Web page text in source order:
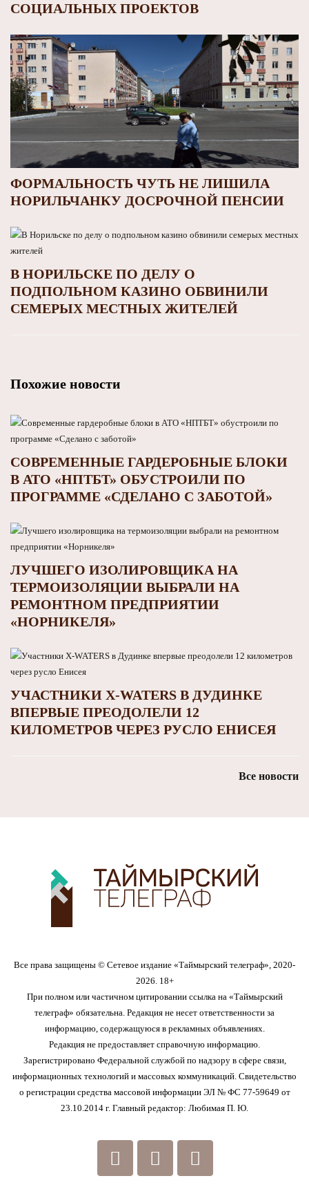
СОЦИАЛЬНЫХ ПРОЕКТОВ
ФОРМАЛЬНОСТЬ ЧУТЬ НЕ ЛИШИЛА
НОРИЛЬЧАНКУ ДОСРОЧНОЙ ПЕНСИИ
В НОРИЛЬСКЕ ПО ДЕЛУ О
ПОДПОЛЬНОМ КАЗИНО ОБВИНИЛИ
СЕМЕРЫХ МЕСТНЫХ ЖИТЕЛЕЙ
Похожие новости
СОВРЕМЕННЫЕ ГАРДЕРОБНЫЕ БЛОКИ
В АТО «НПТБТ» ОБУСТРОИЛИ ПО
ПРОГРАММЕ «СДЕЛАНО С ЗАБОТОЙ»
ЛУЧШЕГО ИЗОЛИРОВЩИКА НА
ТЕРМОИЗОЛЯЦИИ ВЫБРАЛИ НА
РЕМОНТНОМ ПРЕДПРИЯТИИ
«НОРНИКЕЛЯ»
УЧАСТНИКИ X-WATERS В ДУДИНКЕ
ВПЕРВЫЕ ПРЕОДОЛЕЛИ 12
КИЛОМЕТРОВ ЧЕРЕЗ РУСЛО ЕНИСЕЯ
Все новости
Все права защищены © Сетевое издание «Таймырский телеграф», 2020-
2026. 18+
При полном или частичном цитировании ссылка на «Таймырский
телеграф» обязательна. Редакция не несет ответственности за
информацию, содержащуюся в рекламных объявлениях.
Редакция не предоставляет справочную информацию.
Зарегистрировано Федеральной службой по надзору в сфере связи,
информационных технологий и массовых коммуникаций. Свидетельство
о регистрации средства массовой информации ЭЛ № ФС 77-59649 от
23.10.2014 г. Главный редактор: Любимая П. Ю.